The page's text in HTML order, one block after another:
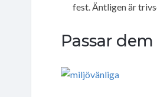
fest. Äntligen är
Passar